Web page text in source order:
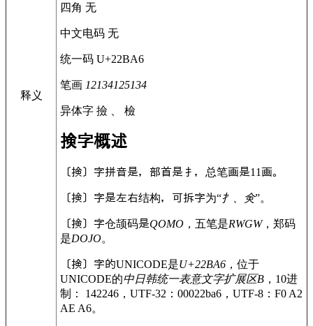
释义
四角 无
中文电码 无
统一码 U+22BA6
笔画 12134125134
异体字 撿 、 檢
𢮦字概述
〔𢮦〕字拼音是，部首是扌，总笔画是11画。
〔𢮦〕字是左右结构，可拆字为“扌、㑒”。
〔𢮦〕字仓颉码是QOMO ，五笔是RWGW，郑码
是DOJO。
〔𢮦〕字的UNICODE是U+22BA6 ，位于
UNICODE的中日韩统一表意文字扩展区B ，10进
制： 142246，UTF-32：00022ba6，UTF-8：F0 A2
AE A6。